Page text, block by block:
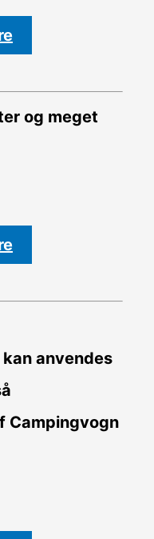
og meget
anvendes
Campingvogn